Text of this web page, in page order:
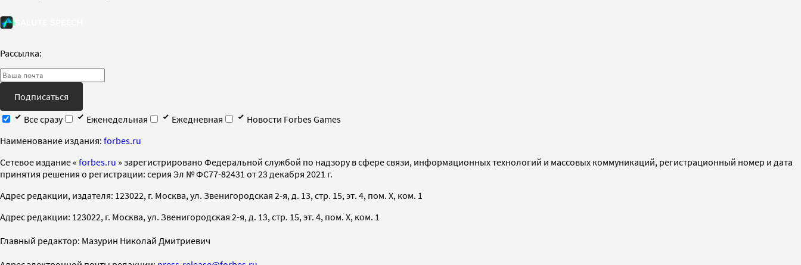
Рассылка:
Подписаться
Все сразу
Еженедельная Ежедневная
Новости Forbes Games
Наименование издания: forbes.ru
Cетевое издание « forbes.ru » зарегистрировано Федеральной службой по надзору в сфере связи, информационных технологий и массовых коммуникаций, регистрационный номер и дата
принятия решения о регистрации: серия Эл № ФС77-82431 от 23 декабря 2021 г.
Адрес редакции, издателя: 123022, г. Москва, ул. Звенигородская 2-я, д. 13, стр. 15, эт. 4, пом. X, ком. 1
Адрес редакции: 123022, г. Москва, ул. Звенигородская 2-я, д. 13, стр. 15, эт. 4, пом. X, ком. 1
Главный редактор: Мазурин Николай Дмитриевич